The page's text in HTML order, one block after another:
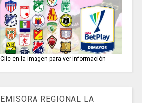
Clic en la imagen para ver información
EMISORA REGIONAL LA